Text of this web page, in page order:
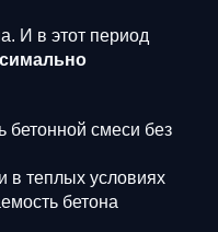
И в этот период
бетонной смеси без
в теплых условиях
бетона